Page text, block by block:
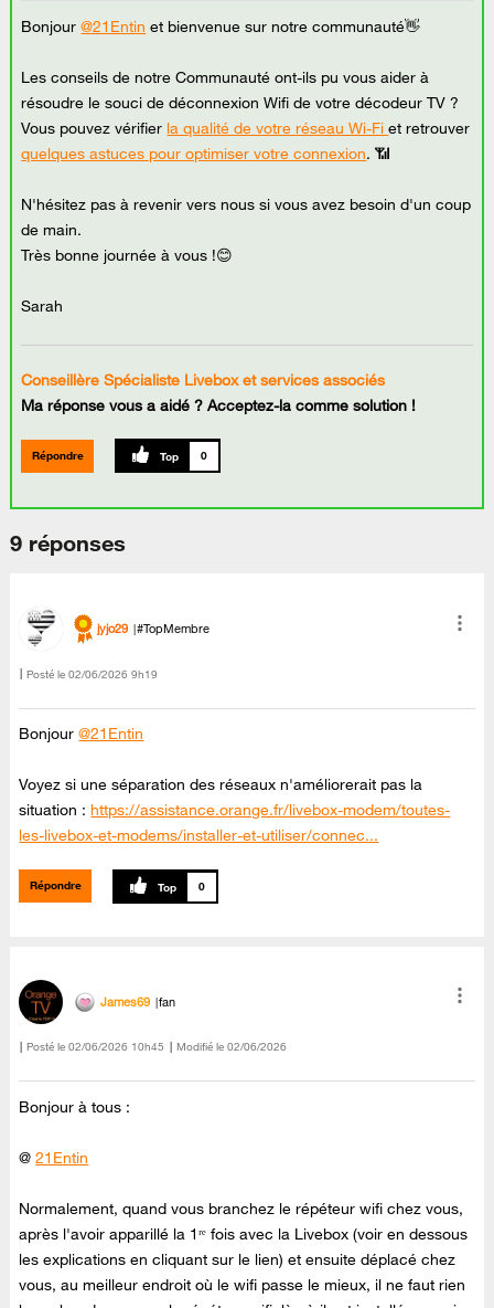
Bonjour@21Entin et bienvenue sur notre communauté👋
Les conseils de notre Communauté ont-ils pu vous aider à
résoudre le souci de déconnexion Wifi de votre décodeur TV ?
Vous pouvez vérifier la qualité de votre réseau Wi-Fiet retrouver
quelques astuces pour optimiser votre connexion. 📶
N'hésitez pas à revenir vers nous si vous avez besoin d'un coup
de main.
Très bonne journée à vous !😊
Sarah
Conseillère Spécialiste Livebox et services associés
Ma réponse vous a aidé ? Acceptez-la comme solution !
Répondre 0
9 réponses
jyjo29 #TopMembre
Posté le ‎02/06/2026 9h19
Bonjour@21Entin
Voyez si une séparation des réseaux n'améliorerait pas la
situation :https://assistance.orange.fr/livebox-modem/toutes-
les-livebox-et-modems/installer-et-utiliser/connec...
Répondre 0
James69 fan
Posté le ‎02/06/2026 10h45 Modifié le 02/06/2026
Bonjour à tous :
@21Entin
Normalement, quand vous branchez le répéteur wifi chez vous,
après l'avoir apparillé la 1ʳᵉ fois avec la Livebox (voir en dessous
les explications en cliquant sur le lien) et ensuite déplacé chez
vous, au meilleur endroit où le wifi passe le mieux, il ne faut rien